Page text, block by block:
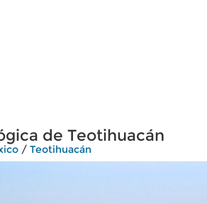
de Teotihuacán
/ Teotihuacán